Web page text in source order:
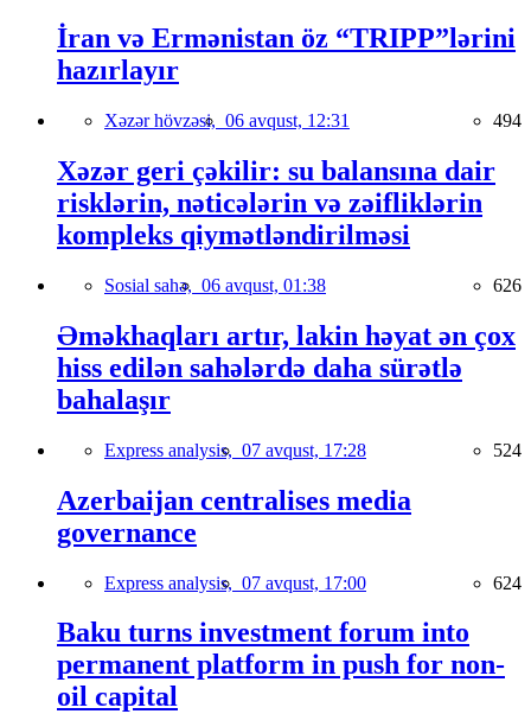
İran və Ermənistan öz “TRIPP”lərini
hazırlayır
Xəzər hövzəsi, 06 avqust, 12:31 494
Xəzər geri çəkilir: su balansına dair
risklərin, nəticələrin və zəifliklərin
kompleks qiymətləndirilməsi
Sosial sahə, 06 avqust, 01:38 626
Əməkhaqları artır, lakin həyat ən çox
hiss edilən sahələrdə daha sürətlə
bahalaşır
Express analysis, 07 avqust, 17:28 524
Azerbaijan centralises media
governance
Express analysis, 07 avqust, 17:00 624
Baku turns investment forum into
permanent platform in push for non-
oil capital